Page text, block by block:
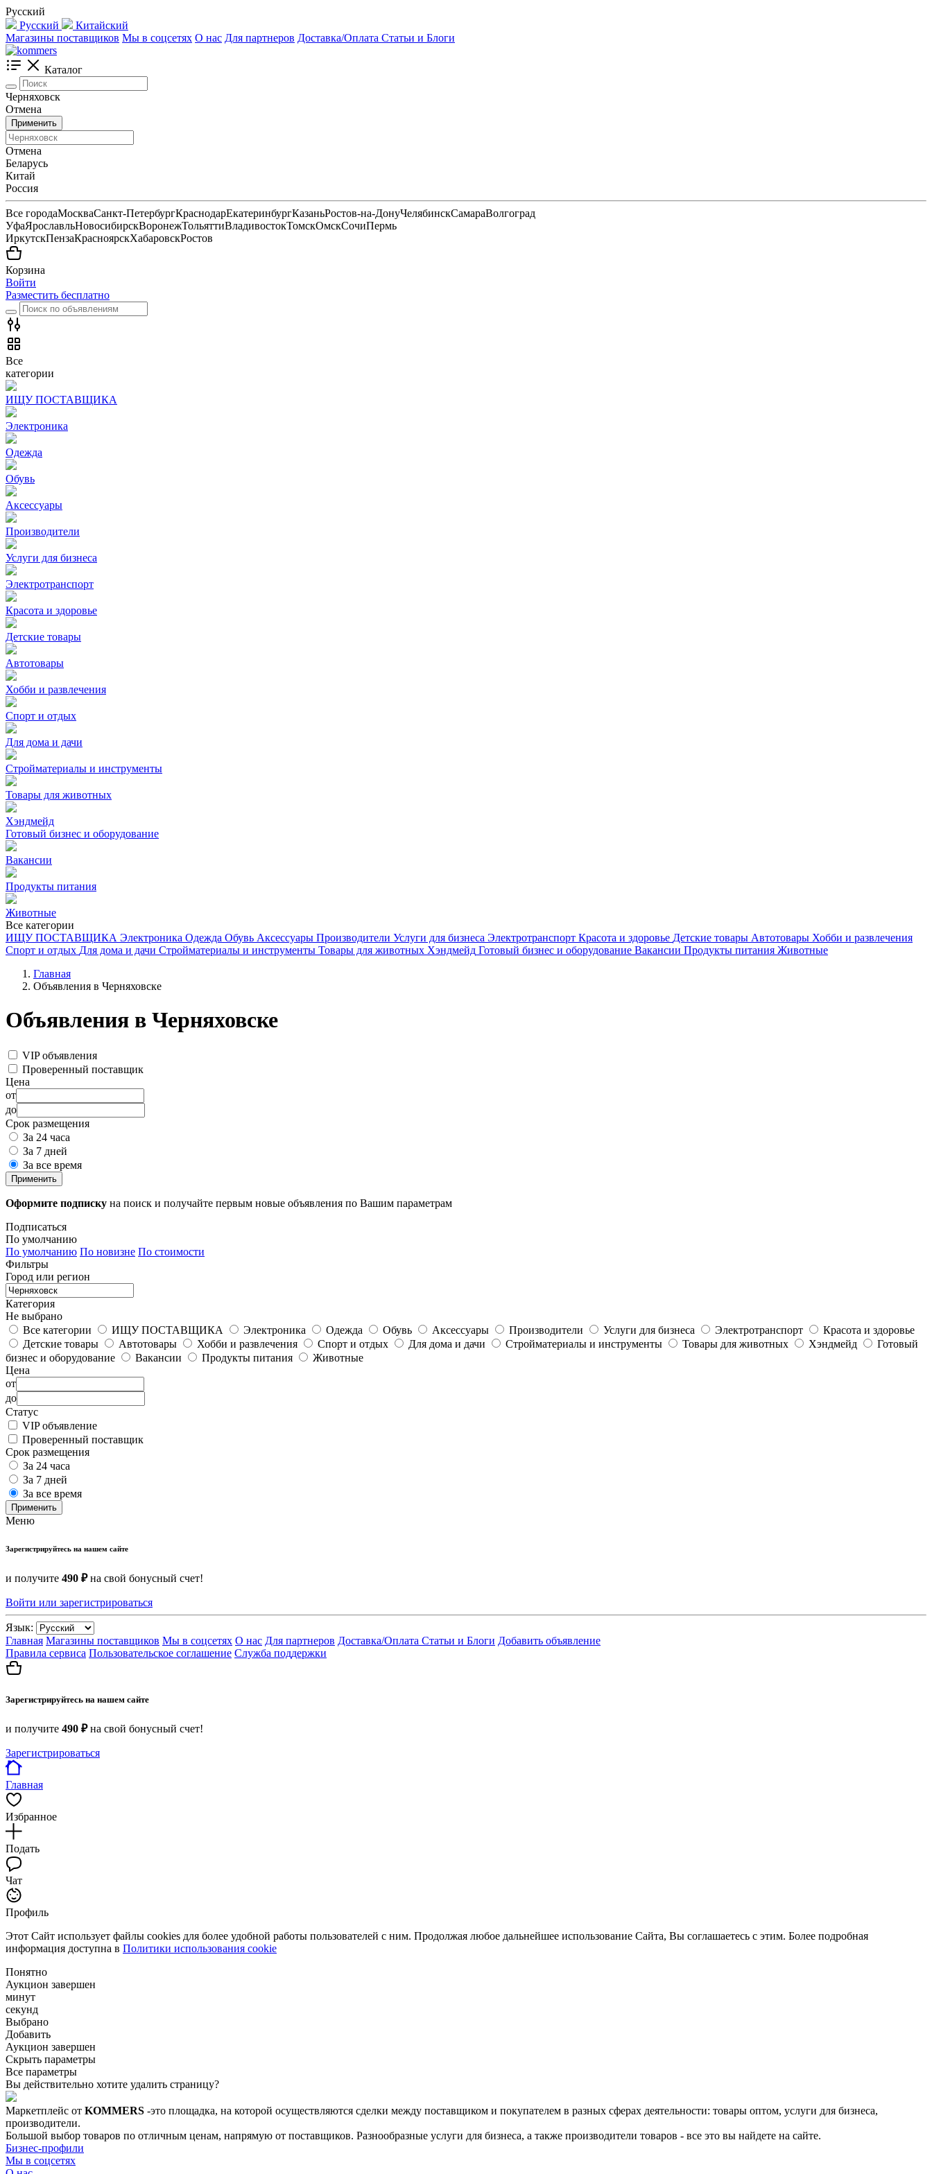
Русский
Русский
Китайский
Магазины поставщиков Мы в соцсетях О нас Для партнеров Доставка/Оплата Статьи и Блоги
Каталог
Черняховск
Отмена
Применить
Отмена
Беларусь
Китай
Россия
Все городаМоскваСанкт-ПетербургКраснодарЕкатеринбургКазаньРостов-на-ДонуЧелябинскСамараВолгоград
УфаЯрославльНовосибирскВоронежТольяттиВладивостокТомскОмскСочиПермь
ИркутскПензаКрасноярскХабаровскРостов
Корзина
Войти
Разместить бесплатно
Все
категории
ИЩУ ПОСТАВЩИКА
Электроника
Одежда
Обувь
Аксессуары
Производители
Услуги для бизнеса
Электротранспорт
Красота и здоровье
Детские товары
Автотовары
Хобби и развлечения
Спорт и отдых
Для дома и дачи
Стройматериалы и инструменты
Товары для животных
Хэндмейд
Готовый бизнес и оборудование
Вакансии
Продукты питания
Животные
Все категории
ИЩУ ПОСТАВЩИКА Электроника Одежда Обувь Аксессуары Производители Услуги для бизнеса Электротранспорт Красота и здоровье Детские товары Автотовары Хобби и развлечения
Спорт и отдых Для дома и дачи Стройматериалы и инструменты Товары для животных Хэндмейд Готовый бизнес и оборудование Вакансии Продукты питания Животные
Главная
Объявления в Черняховске
Объявления в Черняховске
VIP объявления
Проверенный поставщик
Цена
от
до
Срок размещения
За 24 часа
За 7 дней
За все время
Применить
Оформите подписку на поиск и получайте первым новые объявления по Вашим параметрам
Подписаться
По умолчанию
По умолчанию По новизне По стоимости
Фильтры
Город или регион
Категория
Не выбрано
Все категории
ИЩУ ПОСТАВЩИКА Электроника Одежда Обувь Аксессуары Производители Услуги для бизнеса Электротранспорт
Красота и здоровье
Детские товары
Автотовары Хобби и развлечения Спорт и отдых Для дома и дачи Стройматериалы и инструменты Товары для животных Хэндмейд
Готовый
бизнес и оборудование
Вакансии Продукты питания
Животные
Цена
от
до
Статус
VIP объявление
Проверенный поставщик
Срок размещения
За 24 часа
За 7 дней
За все время
Применить
Меню
Зарегистрируйтесь на нашем сайте
и получите 490 ₽на свой бонусный счет!
Войти или зарегистрироваться
Язык:
Главная Магазины поставщиков Мы в соцсетях О нас Для партнеров Доставка/Оплата Статьи и Блоги Добавить объявление
Правила сервиса Пользовательское соглашение Служба поддержки
Зарегистрируйтесь на нашем сайте
и получите 490 ₽на свой бонусный счет!
Зарегистрироваться
Главная
Избранное
Подать
Чат
Профиль
Этот Сайт использует файлы cookies для более удобной работы пользователей с ним. Продолжая любое дальнейшее использование Сайта, Вы соглашаетесь с этим. Более подробная
информация доступна в Политики использования cookie
Понятно
Аукцион завершен
минут
секунд
Выбрано
Добавить
Аукцион завершен
Скрыть параметры
Все параметры
Вы действительно хотите удалить страницу?
Маркетплейс от KOMMERS -это площадка, на которой осуществляются сделки между поставщиком и покупателем в разных сферах деятельности: товары оптом, услуги для бизнеса,
производители.
Большой выбор товаров по отличным ценам, напрямую от поставщиков. Разнообразные услуги для бизнеса, а также производители товаров - все это вы найдете на сайте.
Бизнес-профили
Мы в соцсетях